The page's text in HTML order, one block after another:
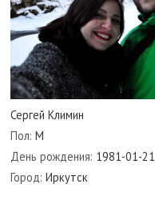
Сергей Климин
Пол: М
День рождения: 1981-01-21
Город: Иркутск